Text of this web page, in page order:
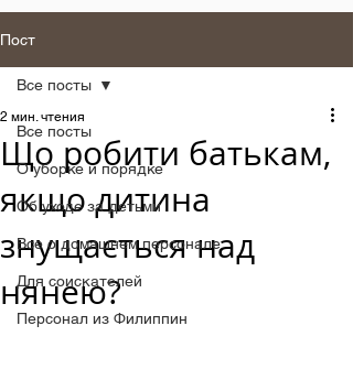
Пост
Все посты
О уборке и порядке
Об уходе за детьми
Все о домашнем персонале
Для соискателей
Персонал из Филиппин
Все посты
Що робити батькам,
якщо дитина
знущається над
нянею?
2 мин. чтения